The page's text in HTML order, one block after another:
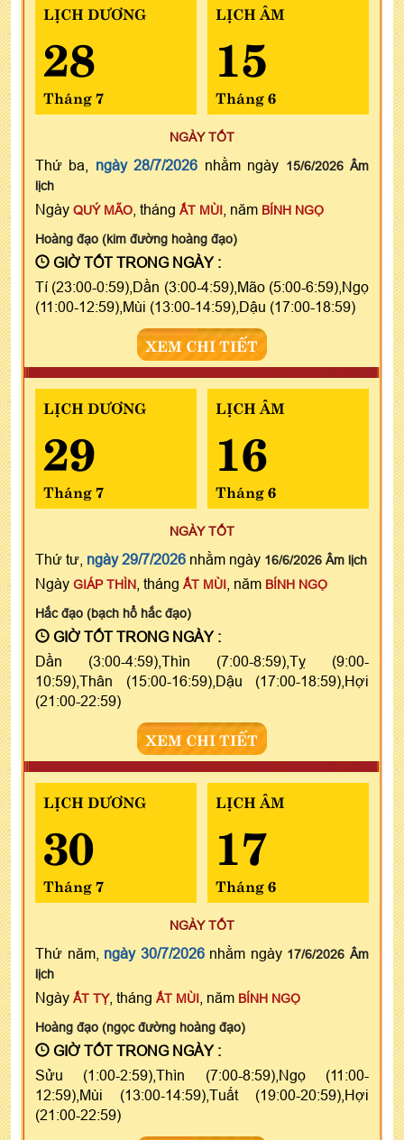
LỊCH DƯƠNG
28
Tháng 7
LỊCH ÂM
15
Tháng 6
NGÀY TỐT
Thứ ba, ngày 28/7/2026 nhằm ngày 15/6/2026 Âm
lịch
Ngày QUÝ MÃO , tháng ẤT MÙI , năm BÍNH NGỌ
Hoàng đạo (kim đường hoàng đạo)
GIỜ TỐT TRONG NGÀY :
Tí (23:00-0:59),Dần (3:00-4:59),Mão (5:00-6:59),Ngọ
(11:00-12:59),Mùi (13:00-14:59),Dậu (17:00-18:59)
XEM CHI TIẾT
LỊCH DƯƠNG
29
Tháng 7
LỊCH ÂM
16
Tháng 6
NGÀY TỐT
Thứ tư, ngày 29/7/2026 nhằm ngày 16/6/2026 Âm lịch
Ngày GIÁP THÌN , tháng ẤT MÙI , năm BÍNH NGỌ
Hắc đạo (bạch hổ hắc đạo)
GIỜ TỐT TRONG NGÀY :
Dần (3:00-4:59),Thìn (7:00-8:59),Tỵ (9:00-
10:59),Thân (15:00-16:59),Dậu (17:00-18:59),Hợi
(21:00-22:59)
XEM CHI TIẾT
LỊCH DƯƠNG
30
Tháng 7
LỊCH ÂM
17
Tháng 6
NGÀY TỐT
Thứ năm, ngày 30/7/2026nhằm ngày 17/6/2026 Âm
lịch
Ngày ẤT TỴ, tháng ẤT MÙI , năm BÍNH NGỌ
Hoàng đạo (ngọc đường hoàng đạo)
GIỜ TỐT TRONG NGÀY :
Sửu (1:00-2:59),Thìn (7:00-8:59),Ngọ (11:00-
12:59),Mùi (13:00-14:59),Tuất (19:00-20:59),Hợi
(21:00-22:59)